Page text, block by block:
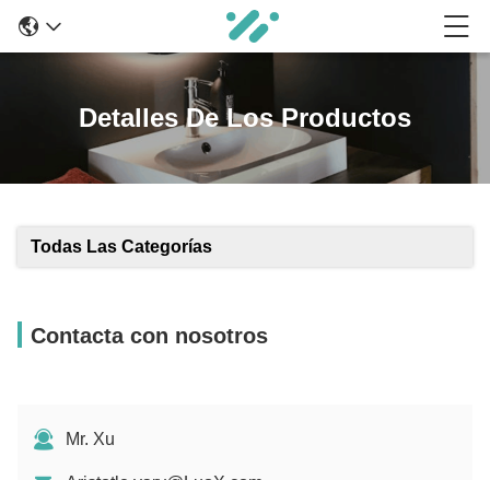
Detalles De Los Productos
Todas Las Categorías
Contacta con nosotros
Mr. Xu